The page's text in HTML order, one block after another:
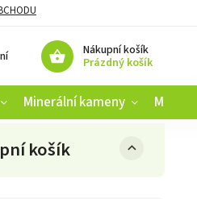
Nákupní košík
Prázdný košík
Minerální kameny
košík